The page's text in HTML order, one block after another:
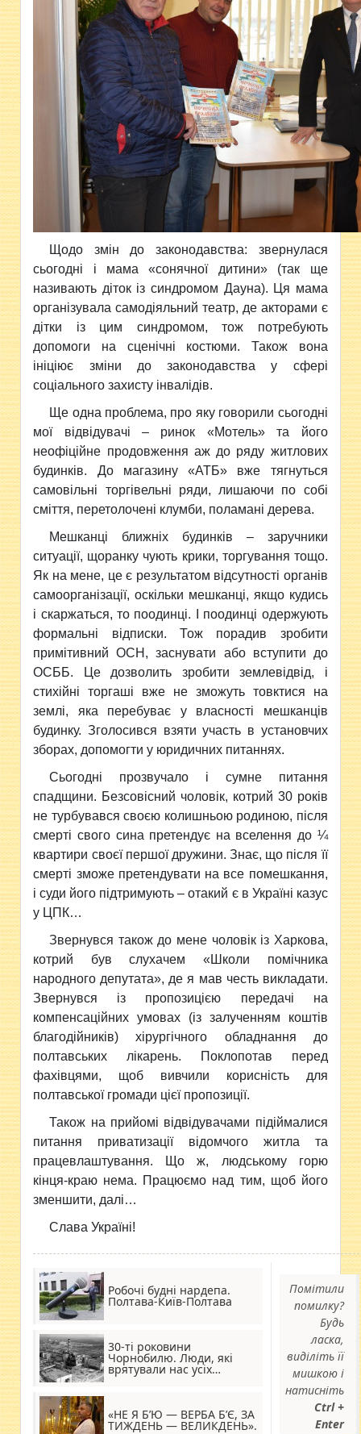
Щодо змін до законодавства: звернулася
сьогодні і мама «сонячної дитини» (так ще
називають діток із синдромом Дауна). Ця мама
організувала самодіяльний театр, де акторами є
дітки із цим синдромом, тож потребують
допомоги на сценічні костюми. Також вона
ініціює зміни до законодавства у сфері
соціального захисту інвалідів.
Ще одна проблема, про яку говорили сьогодні
мої відвідувачі – ринок «Мотель» та його
неофіційне продовження аж до ряду житлових
будинків. До магазину «АТБ» вже тягнуться
самовільні торгівельні ряди, лишаючи по собі
сміття, перетолочені клумби, поламані дерева.
Мешканці ближніх будинків – заручники
ситуації, щоранку чують крики, торгування тощо.
Як на мене, це є результатом відсутності органів
самоорганізації, оскільки мешканці, якщо кудись
і скаржаться, то поодинці. І поодинці одержують
формальні відписки. Тож порадив зробити
примітивний ОСН, заснувати або вступити до
ОСББ. Це дозволить зробити землевідвід, і
стихійні торгаші вже не зможуть товктися на
землі, яка перебуває у власності мешканців
будинку. Зголосився взяти участь в установчих
зборах, допомогти у юридичних питаннях.
Сьогодні прозвучало і сумне питання
спадщини. Безсовісний чоловік, котрий 30 років
не турбувався своєю колишньою родиною, після
смерті свого сина претендує на вселення до ¼
квартири своєї першої дружини. Знає, що після її
смерті зможе претендувати на все помешкання,
і суди його підтримують – отакий є в Україні казус
у ЦПК…
Звернувся також до мене чоловік із Харкова,
котрий був слухачем «Школи помічника
народного депутата», де я мав честь викладати.
Звернувся із пропозицією передачі на
компенсаційних умовах (із залученням коштів
благодійників) хірургічного обладнання до
полтавських лікарень. Поклопотав перед
фахівцями, щоб вивчили корисність для
полтавської громади цієї пропозиції.
Також на прийомі відвідувачами підіймалися
питання приватизації відомчого житла та
працевлаштування. Що ж, людському горю
кінця-краю нема. Працюємо над тим, щоб його
зменшити, далі…
Слава Україні!
Робочі будні нардепа.
Полтава-Київ-Полтава
30-ті роковини
Чорнобилю. Люди, які
врятували нас усіх…
«НЕ Я Б’Ю — ВЕРБА Б’Є, ЗА
ТИЖДЕНЬ — ВЕЛИКДЕНЬ».
Помітили
помилку?
Будь
ласка,
виділіть її
мишкою і
натисніть
Ctrl +
Enter